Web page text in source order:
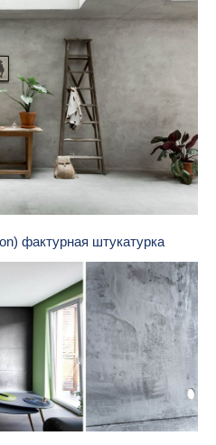
фактурная штукатурка